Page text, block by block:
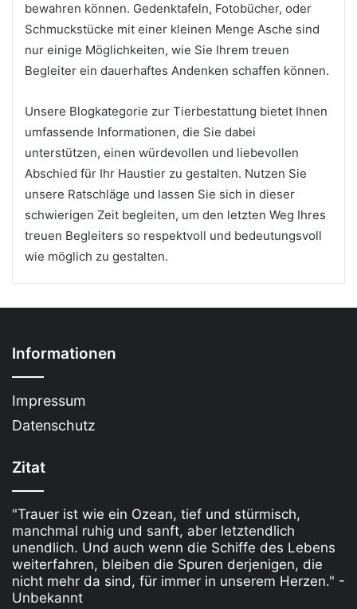
bewahren können. Gedenktafeln, Fotobücher, oder
Schmuckstücke mit einer kleinen Menge Asche sind
nur einige Möglichkeiten, wie Sie Ihrem treuen
Begleiter ein dauerhaftes Andenken schaffen können.
Unsere Blogkategorie zur Tierbestattung bietet Ihnen
umfassende Informationen, die Sie dabei
unterstützen, einen würdevollen und liebevollen
Abschied für Ihr Haustier zu gestalten. Nutzen Sie
unsere Ratschläge und lassen Sie sich in dieser
schwierigen Zeit begleiten, um den letzten Weg Ihres
treuen Begleiters so respektvoll und bedeutungsvoll
wie möglich zu gestalten.
Informationen
Impressum
Datenschutz
Zitat
"Trauer ist wie ein Ozean, tief und stürmisch,
manchmal ruhig und sanft, aber letztendlich
unendlich. Und auch wenn die Schiffe des Lebens
weiterfahren, bleiben die Spuren derjenigen, die
nicht mehr da sind, für immer in unserem Herzen." -
Unbekannt